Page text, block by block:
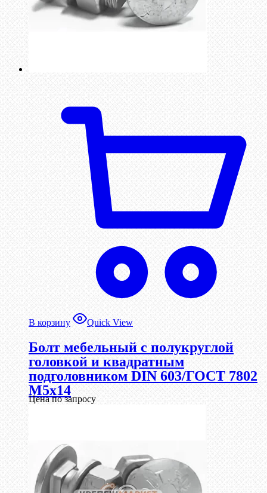
В корзину Quick View
Болт мебельный с полукруглой
головкой и квадратным
подголовником DIN 603/ГОСТ 7802
М5х14
Цена по запросу